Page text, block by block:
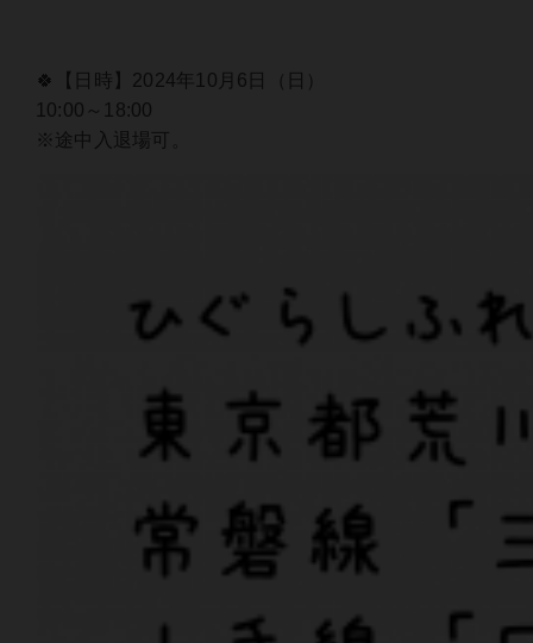
🍀【日時】2024年10月6日（日）
10:00～18:00
※途中入退場可。